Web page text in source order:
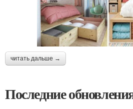
читать дальше →
Последние